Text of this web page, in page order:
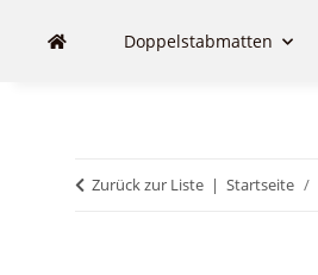
Doppelstabmatten
Zurück zur Liste Startseite